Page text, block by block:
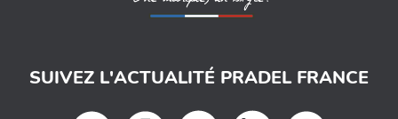
SUIVEZ L'ACTUALITÉ PRADEL FRANCE